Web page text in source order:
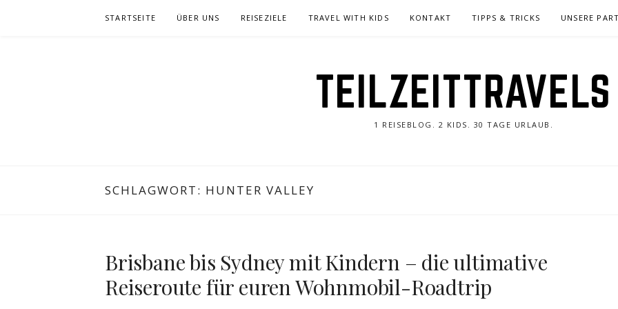
STARTSEITE ÜBER UNS REISEZIELE TRAVEL WITH KIDS KONTAKT TIPPS & TRICKS UNSERE
TEILZEITTRAVELS
1 REISEBLOG. 2 KIDS. 30 TAGE URLAUB.
SCHLAGWORT: HUNTER VALLEY
Brisbane bis Sydney mit Kindern – die ultimative
Reiseroute für euren Wohnmobil-Roadtrip